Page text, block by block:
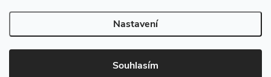
Nastavení
Souhlasím
Vytvořil Shoptet
e-cigarety.cz. Všechna práva vyhrazena.
nastavení cookies